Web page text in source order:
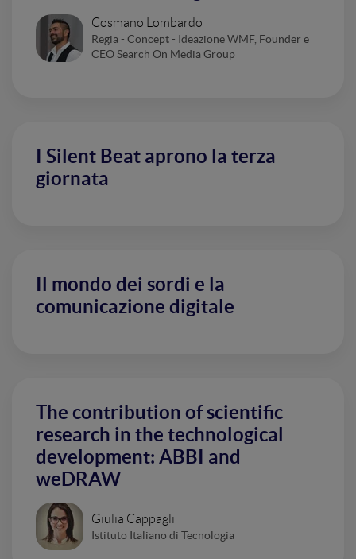
Cosmano Lombardo
Regia - Concept - Ideazione WMF, Founder e
CEO Search On Media Group
I Silent Beat aprono la terza
giornata
Il mondo dei sordi e la
comunicazione digitale
The contribution of scientific
research in the technological
development: ABBI and
weDRAW
Giulia Cappagli
Istituto Italiano di Tecnologia